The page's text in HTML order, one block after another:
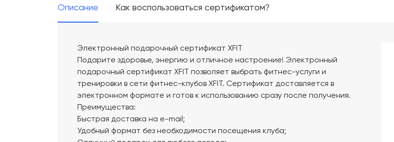
Описание Как воспользоваться сертификатом?
Электронный подарочный сертификат XFIT
Подарите здоровье, энергию и отличное настроение! Электронный
подарочный сертификат XFIT позволяет выбрать фитнес-услуги и
тренировки в сети фитнес-клубов XFIT. Сертификат доставляется в
электронном формате и готов к использованию сразу после получения.
Преимущества:
Быстрая доставка на e-mail;
Удобный формат без необходимости посещения клуба;